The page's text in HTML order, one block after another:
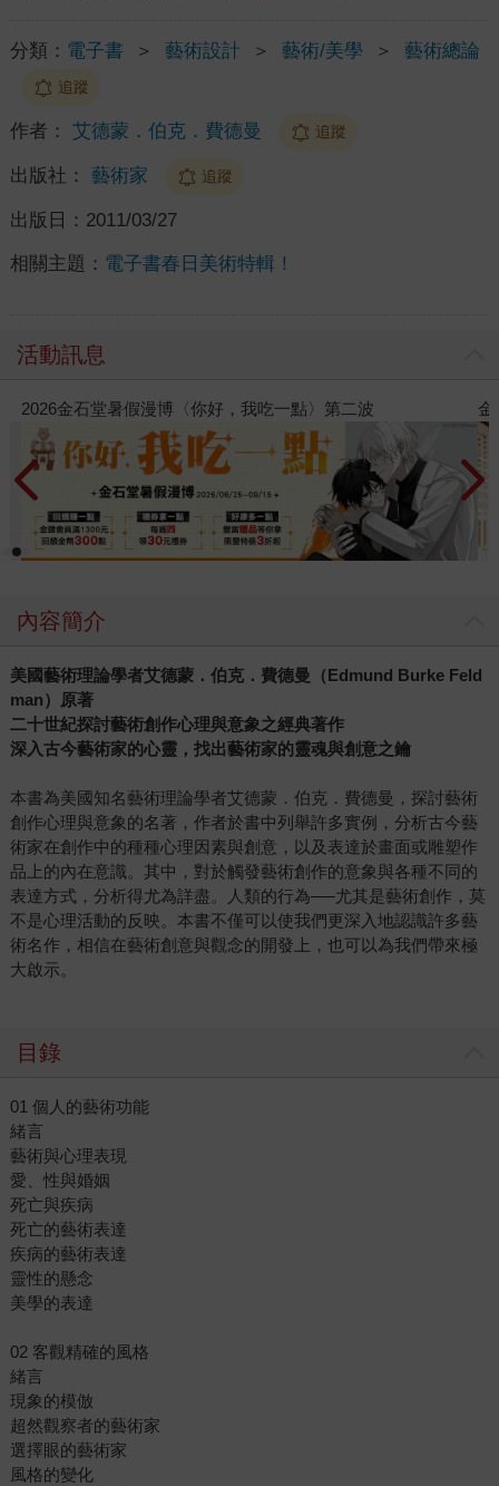
分類： 電子書 ＞ 藝術設計 ＞ 藝術/美學 ＞ 藝術總論
追蹤
作者： 艾德蒙．伯克．費德曼 追蹤
出版社： 藝術家 追蹤
出版日： 2011/03/27
相關主題： 電子書春日美術特輯！
活動訊息
金石堂2026海外優惠：電子書
內容簡介
美國藝術理論學者艾德蒙．伯克．費德曼（Edmund Burke Feld
man）原著
二十世紀探討藝術創作心理與意象之經典著作
深入古今藝術家的心靈，找出藝術家的靈魂與創意之鑰
本書為美國知名藝術理論學者艾德蒙．伯克．費德曼，探討藝術
創作心理與意象的名著，作者於書中列舉許多實例，分析古今藝
術家在創作中的種種心理因素與創意，以及表達於畫面或雕塑作
品上的內在意識。其中，對於觸發藝術創作的意象與各種不同的
表達方式，分析得尤為詳盡。人類的行為──尤其是藝術創作，莫
不是心理活動的反映。本書不僅可以使我們更深入地認識許多藝
術名作，相信在藝術創意與觀念的開發上，也可以為我們帶來極
大啟示。
目錄
01 個人的藝術功能
緒言
藝術與心理表現
愛、性與婚姻
死亡與疾病
死亡的藝術表達
疾病的藝術表達
靈性的懸念
美學的表達
02 客觀精確的風格
緒言
現象的模倣
超然觀察者的藝術家
選擇眼的藝術家
風格的變化